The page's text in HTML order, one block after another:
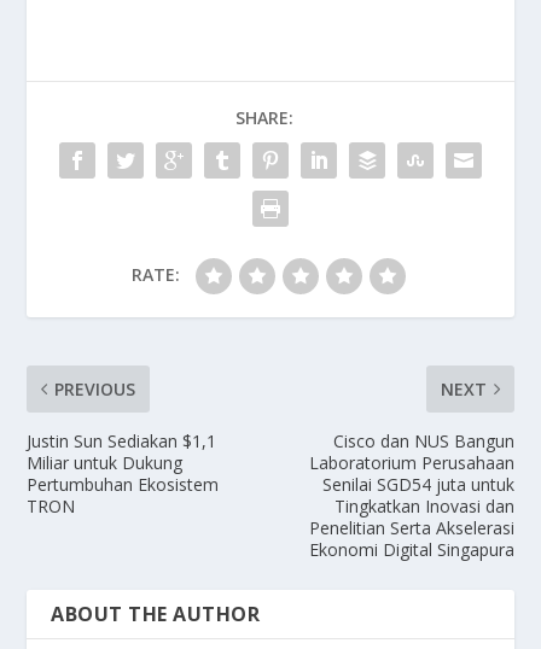
SHARE:
RATE:
PREVIOUS
Justin Sun Sediakan $1,1
Miliar untuk Dukung
Pertumbuhan Ekosistem
TRON
NEXT
Cisco dan NUS Bangun
Laboratorium Perusahaan
Senilai SGD54 juta untuk
Tingkatkan Inovasi dan
Penelitian Serta Akselerasi
Ekonomi Digital Singapura
ABOUT THE AUTHOR